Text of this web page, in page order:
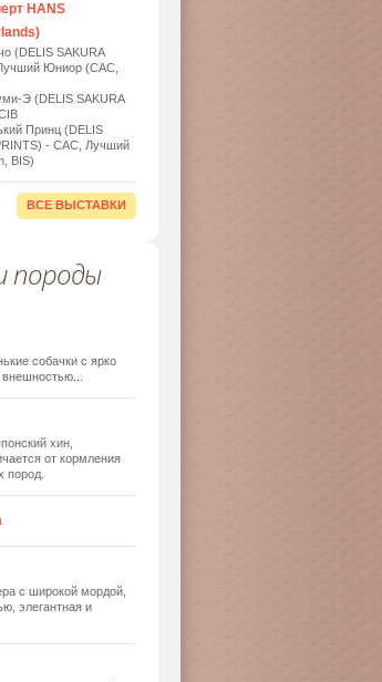
HANS
(DELIS SAKURA
Юниор (САС,
Э (DELIS SAKURA
Принц (DELIS
- САС, Лучший
BIS)
ВСЕ ВЫСТАВКИ
породы
собачки с ярко
хин,
от кормления
пород.
с широкой мордой,
элегантная и